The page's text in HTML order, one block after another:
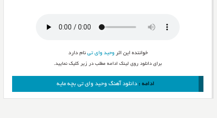
خواننده این اثروحید وای تی نام دارد
برای دانلود روی لینک ادامه مطلب در زیر کلیک نمایید.
ادامه :دانلود آهنگ وحید وای تی بچه مایه